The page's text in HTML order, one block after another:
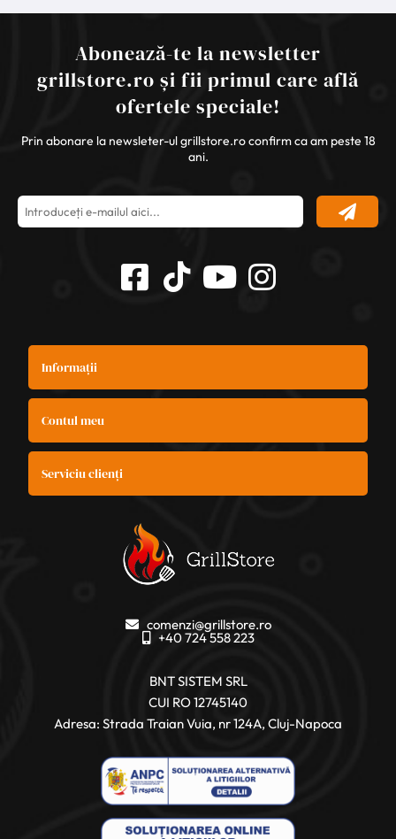
Abonează-te la newsletter
grillstore.ro și fii primul care află
ofertele speciale!
Prin abonare la newsleter-ul grillstore.ro confirm ca am peste 18
ani.
Informații
Contul meu
Serviciu clienți
comenzi@grillstore.ro
+40 724 558 223
BNT SISTEM SRL
CUI RO 12745140
Adresa: Strada Traian Vuia, nr 124A, Cluj-Napoca